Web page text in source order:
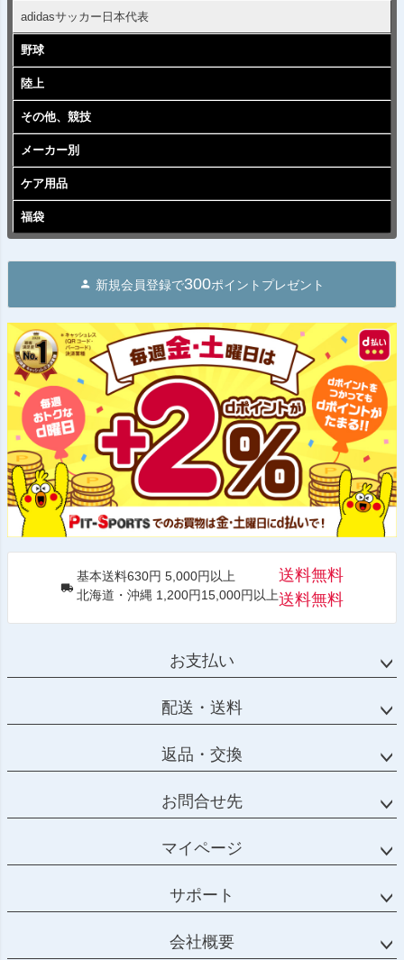
adidasサッカー日本代表
野球
陸上
その他、競技
メーカー別
ケア用品
福袋
新規会員登録で300ポイントプレゼント
基本送料630円 5,000円以上
北海道・沖縄 1,200円15,000円以上
送料無料
送料無料
お支払い
配送・送料
返品・交換
お問合せ先
マイページ
サポート
会社概要